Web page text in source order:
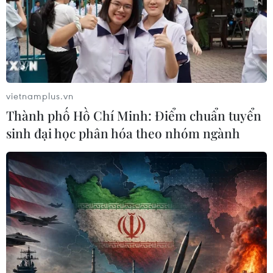
vietnamplus.vn
Thành phố Hồ Chí Minh: Điểm chuẩn tuyển
sinh đại học phân hóa theo nhóm ngành